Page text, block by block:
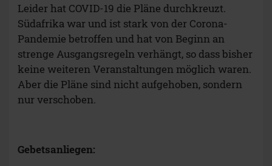
Leider hat COVID-19 die Pläne durchkreuzt.
Südafrika war und ist stark von der Corona-
Pandemie betroffen und hat von Beginn an
strenge Ausgangsregeln verhängt, so dass bisher
keine weiteren Veranstaltungen möglich waren.
Aber die Pläne sind nicht aufgehoben, sondern
nur verschoben.
Gebetsanliegen: